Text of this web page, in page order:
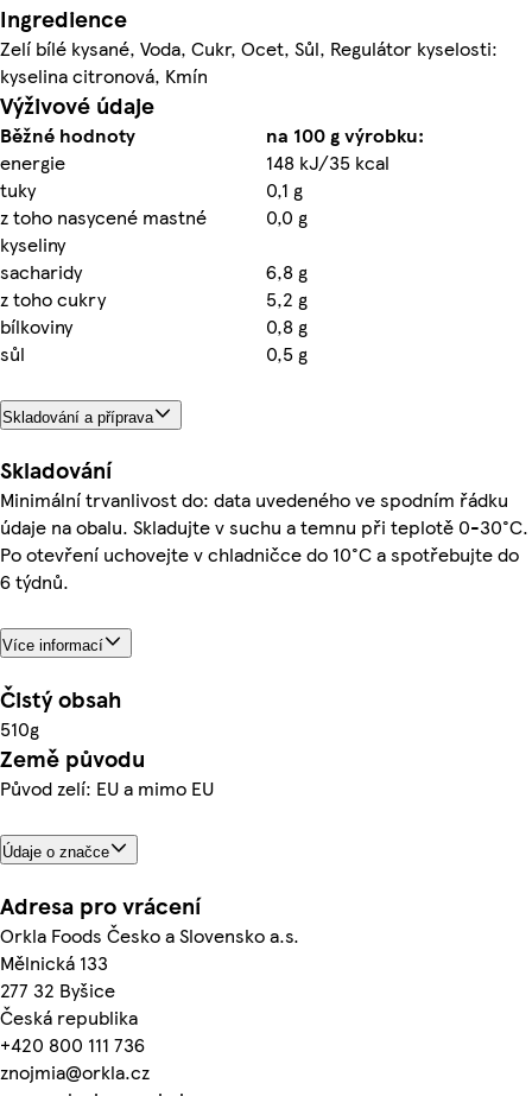
Ingredience
Zelí bílé kysané, Voda, Cukr, Ocet, Sůl, Regulátor kyselosti:
kyselina citronová, Kmín
Výživové údaje
Běžné hodnoty
na 100 g výrobku:
energie
148 kJ/35 kcal
tuky
0,1 g
z toho nasycené mastné
kyseliny
0,0 g
sacharidy
6,8 g
z toho cukry
5,2 g
bílkoviny
0,8 g
sůl
0,5 g
Skladování a příprava
Skladování
Minimální trvanlivost do: data uvedeného ve spodním řádku
údaje na obalu. Skladujte v suchu a temnu při teplotě 0-30°C.
Po otevření uchovejte v chladničce do 10°C a spotřebujte do
6 týdnů.
Více informací
Čistý obsah
510g
Země původu
Původ zelí: EU a mimo EU
Údaje o značce
Adresa pro vrácení
Orkla Foods Česko a Slovensko a.s.
Mělnická 133
277 32 Byšice
Česká republika
+420 800 111 736
znojmia@orkla.cz